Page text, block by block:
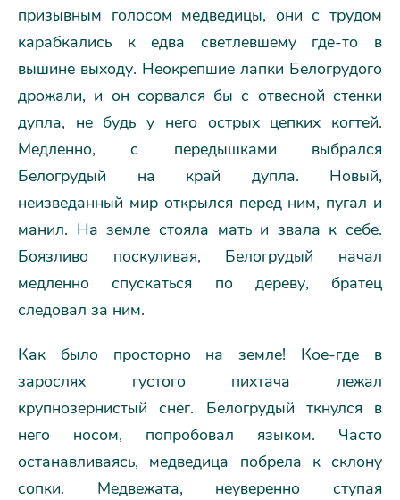
призывным голосом медведицы, они с трудом
карабкались к едва светлевшему где-то в
вышине выходу. Неокрепшие лапки Белогрудого
дрожали, и он сорвался бы с отвесной стенки
дупла, не будь у него острых цепких когтей.
Медленно, с передышками выбрался
Белогрудый на край дупла. Новый,
неизведанный мир открылся перед ним, пугал и
манил. На земле стояла мать и звала к себе.
Боязливо поскуливая, Белогрудый начал
медленно спускаться по дереву, братец
следовал за ним.
Как было просторно на земле! Кое-где в
зарослях густого пихтача лежал
крупнозернистый снег. Белогрудый ткнулся в
него носом, попробовал языком. Часто
останавливаясь, медведица побрела к склону
сопки. Медвежата, неуверенно ступая